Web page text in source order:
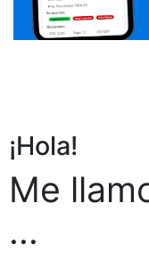
¡Hola!
Me
...